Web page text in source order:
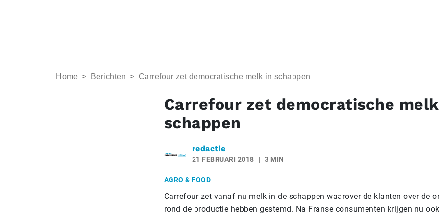
Home > Berichten > Carrefour zet democratische melk in schappen
Carrefour zet democratische
schappen
redactie
21 FEBRUARI 2018 3 MIN
AGRO & FOOD
Carrefour zet vanaf nu melk in de schappen waarover de klanten over de
rond de productie hebben gestemd. Na Franse consumenten krijgen nu ook